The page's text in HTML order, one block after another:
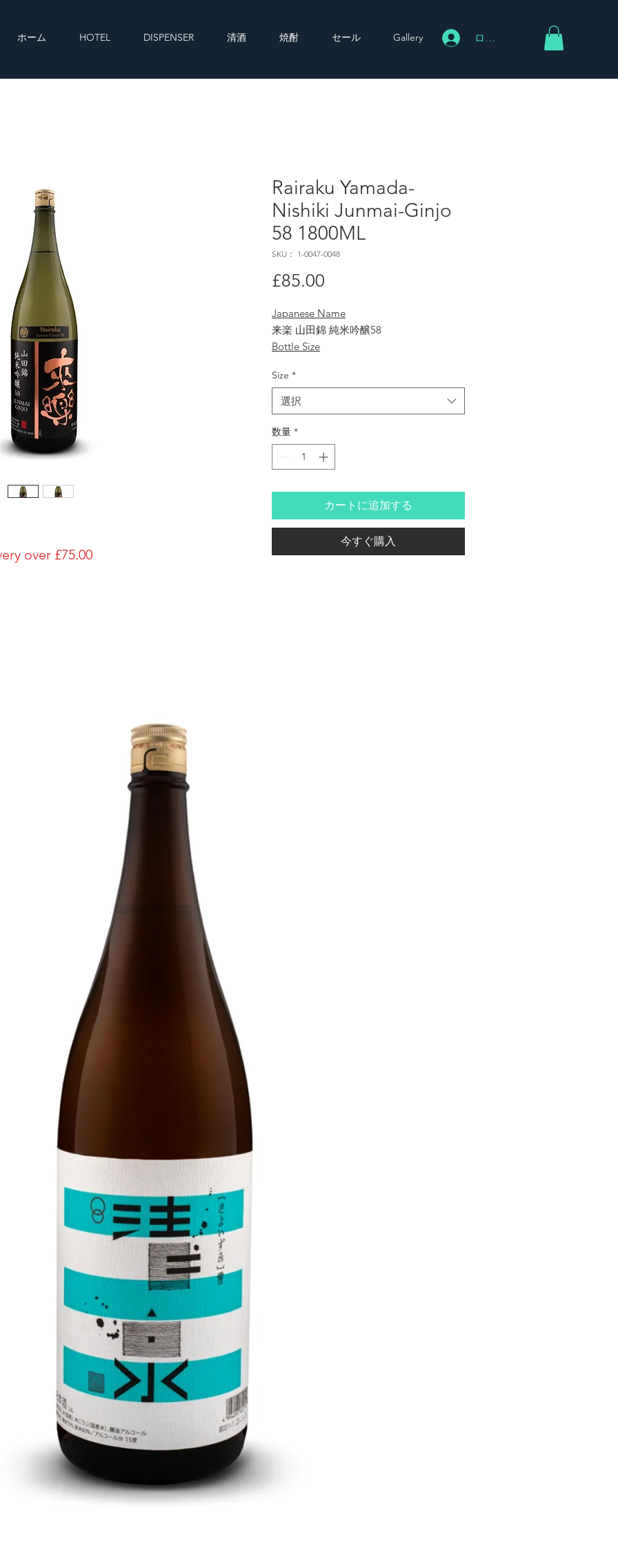
ホーム HOTEL DISPENSER 清酒 焼酎 セール Gallery ログイン
Rairaku Yamada-
Nishiki Junmai-Ginjo
58 1800ML
SKU： 1-0047-0048
£85.00
格
Japanese Name
来楽 山田錦 純米吟醸58
Bottle Size
Brewery
Ibaraki Shuzo
Brand
Rairaku
Type of Sake
Junmai-Ginjo 58
Japan
Hyogo/ 兵庫県
Alcohol Percentage
Size *
選択
数量 *
カートに追加する
今すぐ購入
over £75.00